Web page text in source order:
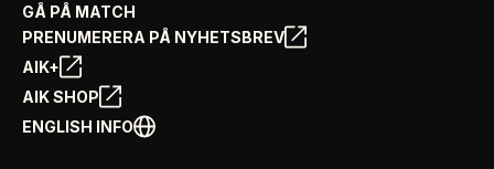
GÅ PÅ MATCH
PRENUMERERA PÅ NYHETSBREV
AIK+
AIK SHOP
ENGLISH INFO